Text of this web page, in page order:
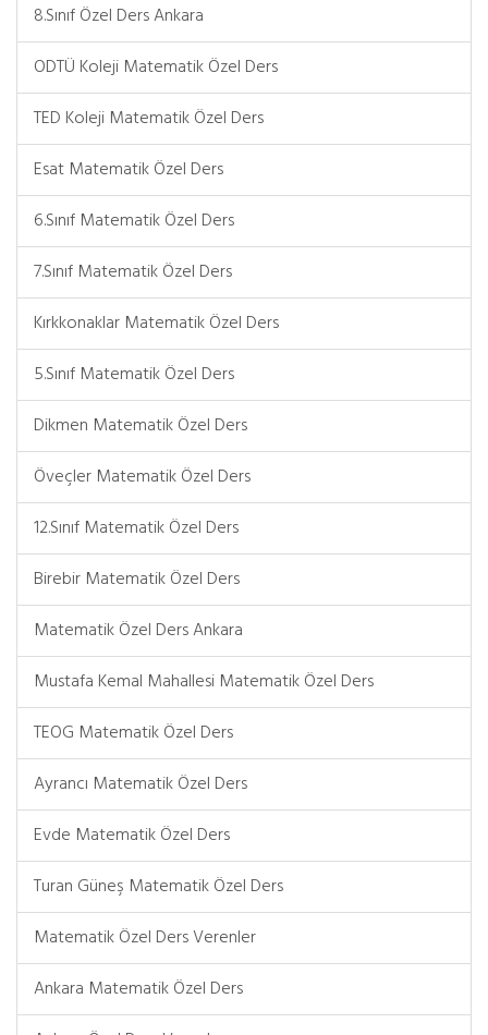
8.Sınıf Özel Ders Ankara
ODTÜ Koleji Matematik Özel Ders
TED Koleji Matematik Özel Ders
Esat Matematik Özel Ders
6.Sınıf Matematik Özel Ders
7.Sınıf Matematik Özel Ders
Kırkkonaklar Matematik Özel Ders
5.Sınıf Matematik Özel Ders
Dikmen Matematik Özel Ders
Öveçler Matematik Özel Ders
12.Sınıf Matematik Özel Ders
Birebir Matematik Özel Ders
Matematik Özel Ders Ankara
Mustafa Kemal Mahallesi Matematik Özel Ders
TEOG Matematik Özel Ders
Ayrancı Matematik Özel Ders
Evde Matematik Özel Ders
Turan Güneş Matematik Özel Ders
Matematik Özel Ders Verenler
Ankara Matematik Özel Ders